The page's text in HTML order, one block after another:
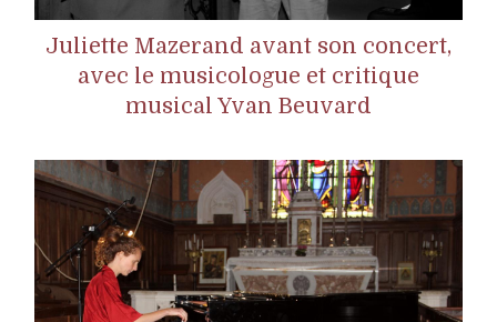
Juliette Mazerand avant son concert,
avec le musicologue et critique
musical Yvan Beuvard